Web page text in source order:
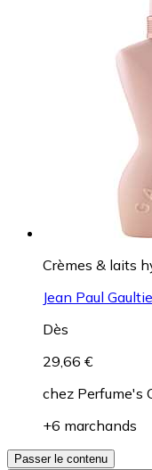
Crèmes & laits
Jean Paul
Dès
29,66 €
chez Perfume's
+6 marchands
Passer le contenu